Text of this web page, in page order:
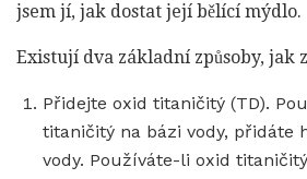
jsem jí, jak dostat její bělící mýdlo.
Existují dva základní způsoby, jak
Přidejte oxid titaničitý (TD).
titaničitý na bázi vody, přidáte
vody. Používáte-li oxid